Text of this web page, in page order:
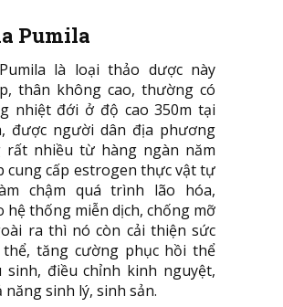
Pumila
là loại thảo dược này
thân không cao, thường có
nhiệt đới ở độ cao 350m tại
được người dân địa phương
rất nhiều từ hàng ngàn năm
cung cấp estrogen thực vật tự
chậm quá trình lão hóa,
hệ thống miễn dịch, chống mỡ
ra thì nó còn cải thiện sức
thể, tăng cường phục hồi thể
sinh, điều chỉnh kinh nguyệt,
sinh lý, sinh sản.